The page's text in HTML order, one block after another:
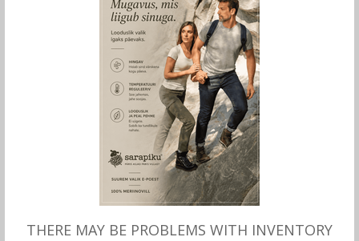
THERE MAY BE PROBLEMS WITH INVENTORY
MITMEID VALIKUID
Villased voodriga
LABAKINDAD Marggo
naistele, Börjesson
MITMEID VALIKUID
Villased voodriga
LABAKINDAD Kilvo,
tumehall, Börjesson
27.00